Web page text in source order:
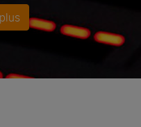
1DMK, TD-17KV,
hybrides VAD, les
amplis pour instruments
cherchez pas ailleurs
!!!